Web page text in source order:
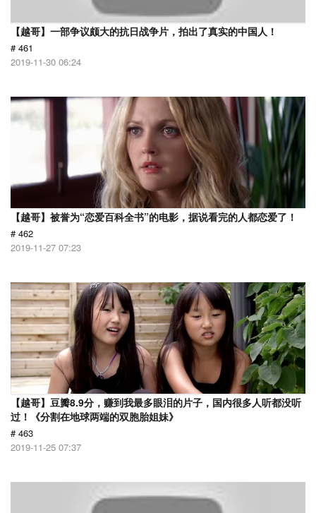
【越哥】一部争议颇大的抗日战争片，拍出了真实的中国人！
# 461
2019-11-30 06:24
【越哥】被誉为“恋爱百科全书”的电影，据说看完的人都恋爱了！
# 462
2019-11-27 07:23
【越哥】豆瓣8.9分，赚到我最多眼泪的片子，国内很多人听都没听
过！《分割在地球两端的双胞胎姐妹》
# 463
2019-11-25 07:37